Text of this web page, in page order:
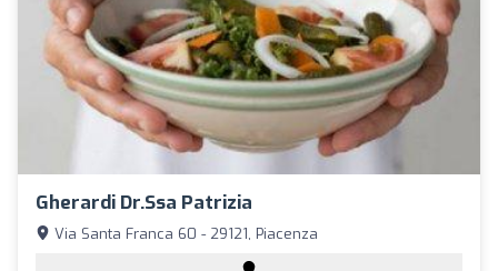
Gherardi Dr.ssa Patrizia
Via Santa Franca 60 - 29121, Piacenza